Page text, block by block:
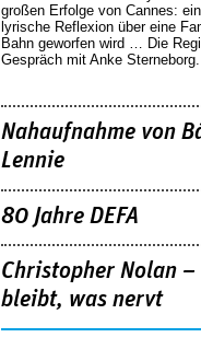
großen Erfolge von Cannes:
lyrische Reflexion über eine
Bahn geworfen wird … Die
Gespräch mit Anke Sterneborg.
Nahaufnahme von
Lennie
80 Jahre DEFA
Christopher Nolan –
bleibt, was nervt